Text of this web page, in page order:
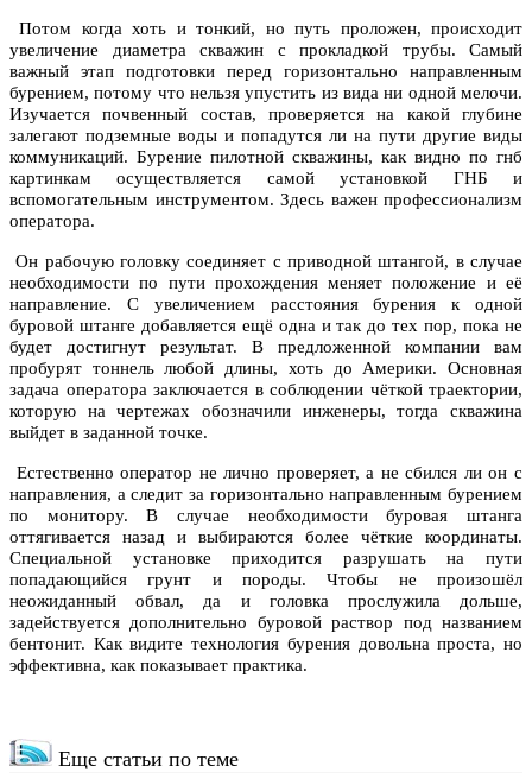
Потом когда хоть и тонкий, но путь проложен, происходит
увеличение диаметра скважин с прокладкой трубы. Самый
важный этап подготовки перед горизонтально направленным
бурением, потому что нельзя упустить из вида ни одной мелочи.
Изучается почвенный состав, проверяется на какой глубине
залегают подземные воды и попадутся ли на пути другие виды
коммуникаций. Бурение пилотной скважины, как видно по гнб
картинкам осуществляется самой установкой ГНБ и
вспомогательным инструментом. Здесь важен профессионализм
оператора.
Он рабочую головку соединяет с приводной штангой, в случае
необходимости по пути прохождения меняет положение и её
направление. С увеличением расстояния бурения к одной
буровой штанге добавляется ещё одна и так до тех пор, пока не
будет достигнут результат. В предложенной компании вам
пробурят тоннель любой длины, хоть до Америки. Основная
задача оператора заключается в соблюдении чёткой траектории,
которую на чертежах обозначили инженеры, тогда скважина
выйдет в заданной точке.
Естественно оператор не лично проверяет, а не сбился ли он с
направления, а следит за горизонтально направленным бурением
по монитору. В случае необходимости буровая штанга
оттягивается назад и выбираются более чёткие координаты.
Специальной установке приходится разрушать на пути
попадающийся грунт и породы. Чтобы не произошёл
неожиданный обвал, да и головка прослужила дольше,
задействуется дополнительно буровой раствор под названием
бентонит. Как видите технология бурения довольна проста, но
эффективна, как показывает практика.
Еще статьи по теме